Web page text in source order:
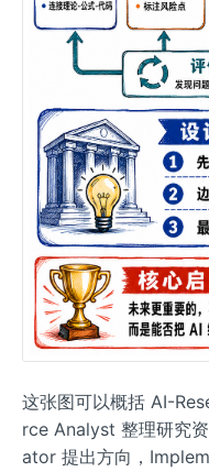
这张图可以概括 AI-
rce Analyst 整理研究
ator 提出方向，